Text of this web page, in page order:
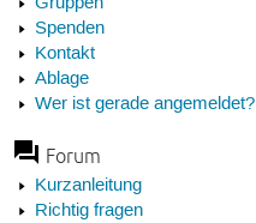
Spenden
Kontakt
Ablage
Wer ist gerade angemeldet?
Forum
Kurzanleitung
Richtig fragen